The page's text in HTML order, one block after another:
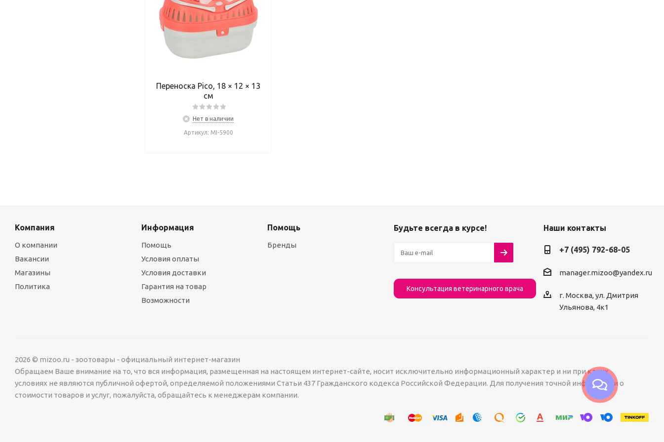
Переноска Pico, 18 × 12 × 13
см
Нет в наличии
Артикул: MI-5900
Компания
О компании
Вакансии
Магазины
Политика
Информация
Помощь
Условия оплаты
Условия доставки
Гарантия на товар
Возможности
Помощь
Бренды
Будьте всегда в курсе!
Консультация ветеринарного врача
Наши контакты
+7 (495) 792-68-05
manager.mizoo@yandex.ru
г. Москва, ул. Дмитрия
Ульянова, 4к1
2026 © mizoo.ru - зоотовары - официальный интернет-магазин
Обращаем Ваше внимание на то, что вся информация, размещенная на настоящем интернет-сайте, носит исключительно информационный характер и ни при каких
условиях не являются публичной офертой, определяемой положениями Статьи 437 Гражданского кодекса Российской Федерации. Для получения точной информации о
стоимости товаров и услуг, пожалуйста, обращайтесь к менеджерам компании.